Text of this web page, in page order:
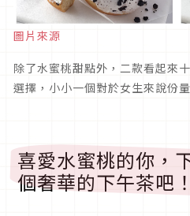
圖片來源
除了水蜜桃甜點外，二款看起來
選擇，小小一個對於女生來說份
喜愛水蜜桃的你，
個奢華的下午茶吧！